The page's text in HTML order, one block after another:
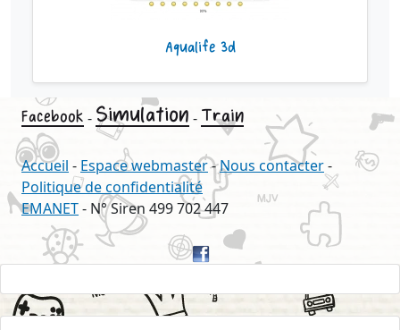
Aqualife 3d
Facebook - Simulation - Train
Accueil - Espace webmaster-Nous contacter-
Politique de confidentialité
EMANET- N° Siren 499 702 447